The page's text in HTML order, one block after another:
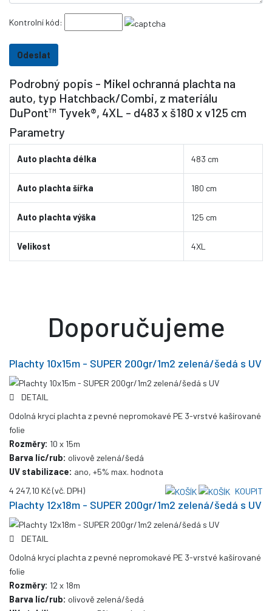
Kontrolní kód:
Podrobný popis - Mikel ochranná plachta na
auto, typ Hatchback/Combi, z materiálu
DuPont™ Tyvek®, 4XL - d483 x š180 x v125 cm
Parametry
Auto plachta délka 483 cm
Auto plachta šířka 180 cm
Auto plachta výška 125 cm
Velikost 4XL
Doporučujeme
Plachty 10x15m - SUPER 200gr/1m2 zelená/šedá s UV
DETAIL
Odolná krycí plachta z pevné nepromokavé PE 3-vrstvé kašírované
folie
Rozměry: 10 x 15m
Barva líc/rub: olivově zelená/šedá
UV stabilizace: ano, +5% max. hodnota
4 247,10 Kč(vč. DPH) KOUPIT
Plachty 12x18m - SUPER 200gr/1m2 zelená/šedá s UV
DETAIL
Odolná krycí plachta z pevné nepromokavé PE 3-vrstvé kašírované
folie
Rozměry: 12 x 18m
Barva líc/rub: olivově zelená/šedá